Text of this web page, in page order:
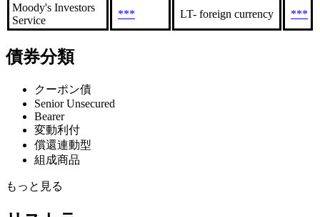
Moody's Investors
Service
*** LT- foreign currency ***
債券分類
クーポン債
Senior Unsecured
Bearer
変動利付
償還連動型
組成商品
もっと見る